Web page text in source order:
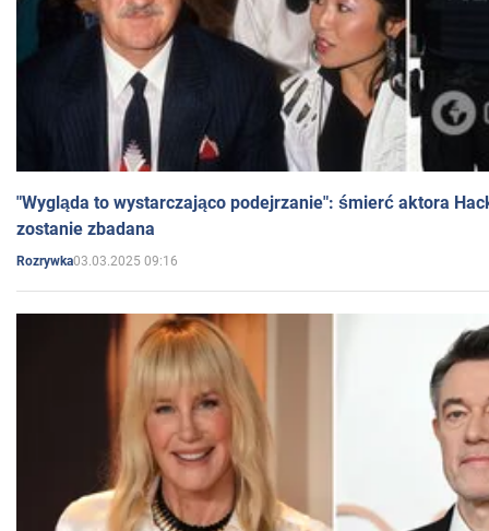
"Wygląda to wystarczająco podejrzanie": śmierć aktora
zostanie zbadana
Rozrywka03.03.2025 09:16